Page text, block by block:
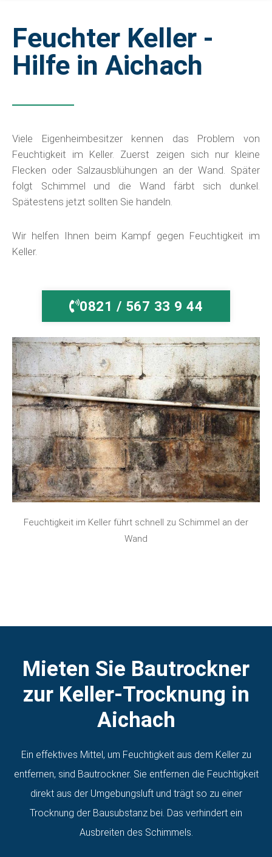
Feuchter Keller -
Hilfe in Aichach
Viele Eigenheimbesitzer kennen das Problem von
Feuchtigkeit im Keller. Zuerst zeigen sich nur kleine
Flecken oder Salzausblühungen an der Wand. Später
folgt Schimmel und die Wand färbt sich dunkel.
Spätestens jetzt sollten Sie handeln.
Wir helfen Ihnen beim Kampf gegen Feuchtigkeit im
Keller.
0821 / 567 33 9 44
Feuchtigkeit im Keller führt schnell zu Schimmel an der
Wand
Mieten Sie Bautrockner
zur Keller-Trocknung in
Aichach
Ein effektives Mittel, um Feuchtigkeit aus dem Keller zu
entfernen, sind Bautrockner. Sie entfernen die Feuchtigkeit
direkt aus der Umgebungsluft und trägt so zu einer
Trocknung der Bausubstanz bei. Das verhindert ein
Ausbreiten des Schimmels.